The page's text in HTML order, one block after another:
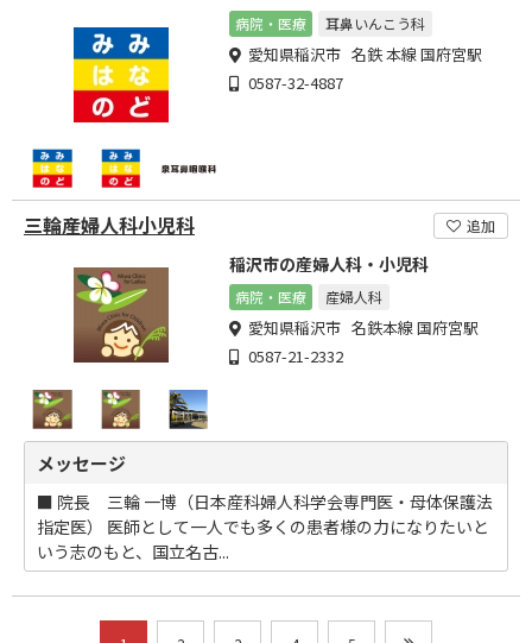
病院・医療
耳鼻いんこう科
愛知県稲沢市 名鉄 本線 国府宮駅
0587-32-4887
三輪産婦人科小児科 追加
稲沢市の産婦人科・小児科
病院・医療 産婦人科
愛知県稲沢市 名鉄本線 国府宮駅
0587-21-2332
メッセージ
■ 院長 三輪 一博（日本産科婦人科学会専門医・母体保護法
指定医） 医師として一人でも多くの患者様の力になりたいと
いう志のもと、国立名古...